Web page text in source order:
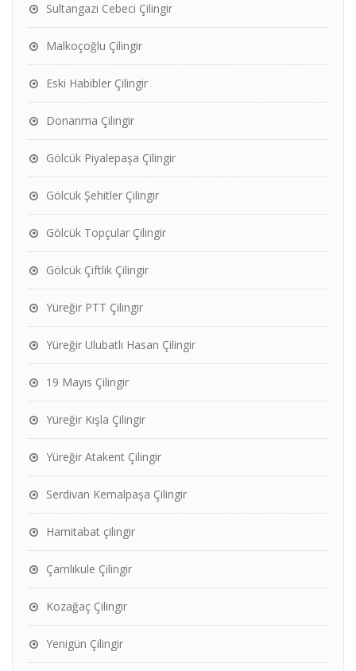
Sultangazi Cebeci Çilingir
Malkoçoğlu Çilingir
Eski Habibler Çilingir
Donanma Çilingir
Gölcük Piyalepaşa Çilingir
Gölcük Şehitler Çilingir
Gölcük Topçular Çilingir
Gölcük Çiftlik Çilingir
Yüreğir PTT Çilingir
Yüreğir Ulubatlı Hasan Çilingir
19 Mayıs Çilingir
Yüreğir Kışla Çilingir
Yüreğir Atakent Çilingir
Serdivan Kemalpaşa Çilingir
Hamitabat çilingir
Çamlıkule Çilingir
Kozağaç Çilingir
Yenigün Çilingir